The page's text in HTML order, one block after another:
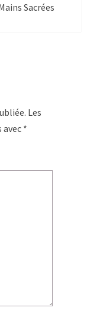
Sacrées
Les
*